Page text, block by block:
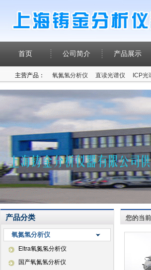
首页 公司简介 产品展示
主营产品： 氧氮氢分析仪 直读光谱仪 ICP光
产品分类
氧氮氢分析仪
Eltra氧氮氢分析仪
国产氧氮氢分析仪
您的当